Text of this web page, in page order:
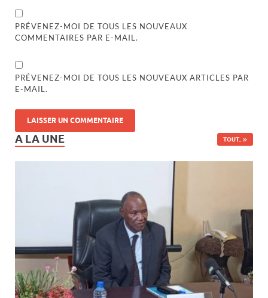
PRÉVENEZ-MOI DE TOUS LES NOUVEAUX
COMMENTAIRES PAR E-MAIL.
PRÉVENEZ-MOI DE TOUS LES NOUVEAUX ARTICLES PAR
E-MAIL.
A LA UNE TOUT..